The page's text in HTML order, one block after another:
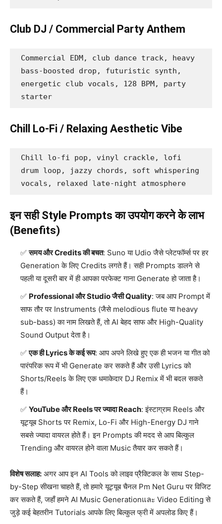
Club DJ / Commercial Party Anthem
Commercial EDM, club dance track, heavy
bass-boosted drop, futuristic synth,
energetic club vocals, 128 BPM, party
starter
Chill Lo-Fi / Relaxing Aesthetic Vibe
Chill lo-fi pop, vinyl crackle, lofi
drum loop, jazzy chords, soft whispering
vocals, relaxed late-night atmosphere
इन सही Style Prompts का उपयोग करने के लाभ
(Benefits)
समय और Credits की बचत: Suno या Udio जैसे प्लेटफॉर्म्स पर हर
Generation के लिए Credits लगते हैं। सही Prompts डालने से
पहली या दूसरी बार में ही आपका परफेक्ट गाना Generate हो जाता है।
Professional और Studio जैसी Quality: जब आप Prompt में
साफ तौर पर Instruments (जैसे melodious flute या heavy
sub-bass) का नाम लिखते हैं, तो AI बेहद साफ और High-Quality
Sound Output देता है।
एक ही Lyrics के कई रूप: आप अपने लिखे हुए एक ही भजन या गीत को
पारंपरिक रूप में भी Generate कर सकते हैं और उसी Lyrics को
Shorts/Reels के लिए एक धमाकेदार DJ Remix में भी बदल सकते
हैं।
YouTube और Reels पर ज्यादा Reach: इंस्टाग्राम Reels और
यूट्यूब Shorts पर Remix, Lo-Fi और High-Energy DJ गाने
सबसे ज्यादा वायरल होते हैं। इन Prompts की मदद से आप बिल्कुल
Trending और वायरल होने वाला Music तैयार कर सकते हैं।
विशेष सलाह: अगर आप इन AI Tools को लाइव प्रैक्टिकल के साथ Step-
by-Step सीखना चाहते हैं, तो हमारे यूट्यूब चैनल Pm Net Guru पर विजिट
कर सकते हैं, जहाँ हमने AI Music Generationและ Video Editing से
जुड़े कई बेहतरीन Tutorials आपके लिए बिल्कुल फ्री में अपलोड किए हैं।